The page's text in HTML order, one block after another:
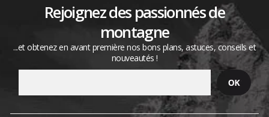
Rejoignez des passionnés de
montagne
...et obtenez en avant première nos bons plans, astuces, conseils et
nouveautés !